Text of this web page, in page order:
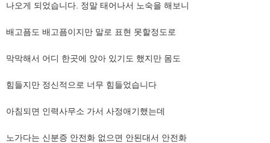
​나오게 되었습니다. 정말 태어나서 노숙을 해보니
​배고픔도 배고픔이지만 말로 표현 못할정도로
​막막해서 어디 한곳에 앉아 있기도 했지만 몸도
​힘들지만 정신적으로 너무 힘들었습니다
​아침되면 인력사무소 가서 사정애기했는데
노가다는 신분증 안전화 없으면 안된대서 안전화